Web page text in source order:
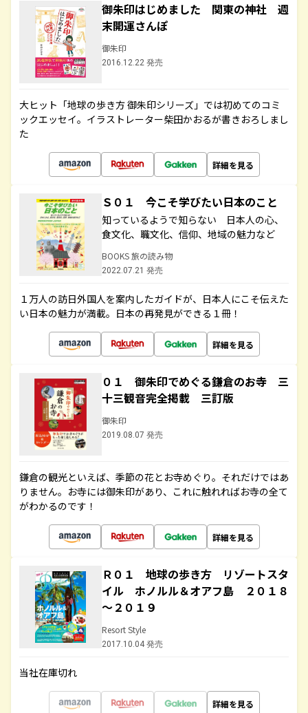
御朱印はじめました 関東の神社 週
末開運さんぽ
御朱印
2016.12.22 発売
大ヒット「地球の歩き方 御朱印シリーズ」では初めてのコミ
ックエッセイ。イラストレーター柴田かおるが書きおろしまし
た
詳細を見る
Ｓ０１ 今こそ学びたい日本のこと
知っているようで知らない 日本人の心、
食文化、職文化、信仰、地域の魅力など
BOOKS 旅の読み物
2022.07.21 発売
１万人の訪日外国人を案内したガイドが、日本人にこそ伝えた
い日本の魅力が満載。日本の再発見ができる１冊！
詳細を見る
０１ 御朱印でめぐる鎌倉のお寺 三
十三観音完全掲載 三訂版
御朱印
2019.08.07 発売
鎌倉の観光といえば、季節の花とお寺めぐり。それだけではあ
りません。お寺には御朱印があり、これに触れればお寺の全て
がわかるのです！
詳細を見る
Ｒ０１ 地球の歩き方 リゾートスタ
イル ホノルル＆オアフ島 ２０１８
～２０１９
Resort Style
2017.10.04 発売
当社在庫切れ
詳細を見る